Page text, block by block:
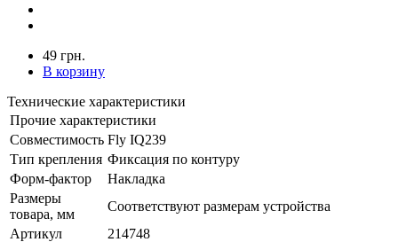
49 грн.
В корзину
Технические характеристики
Прочие характеристики
Совместимость Fly IQ239
Тип крепления Фиксация по контуру
Форм-фактор
Накладка
Размеры
товара, мм
Соответствуют размерам устройства
Артикул
214748